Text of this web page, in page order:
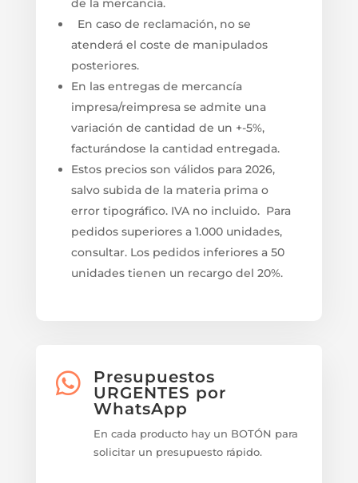
de la mercancía.
En caso de reclamación, no se
atenderá el coste de manipulados
posteriores.
En las entregas de mercancía
impresa/reimpresa se admite una
variación de cantidad de un +-5%,
facturándose la cantidad entregada.
Estos precios son válidos para 2026,
salvo subida de la materia prima o
error tipográfico. IVA no incluido. Para
pedidos superiores a 1.000 unidades,
consultar. Los pedidos inferiores a 50
unidades tienen un recargo del 20%.

Presupuestos
URGENTES por
WhatsApp
En cada producto hay un BOTÓN para
solicitar un presupuesto rápido.